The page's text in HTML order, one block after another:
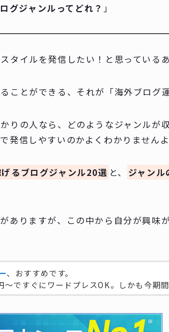
グジャンルってどれ？ 」
タイルを発信したい！と思っているあ
ことができる、それが「海外ブログ
りの人なら、どのようなジャンルが
発信しやすいのかよくわかりませんよ
るブログジャンル20選 と、 ジャンル
ありますが、この中から自分が興味
、おすすめです。
～ですぐにワードプレスOK。しかも今期